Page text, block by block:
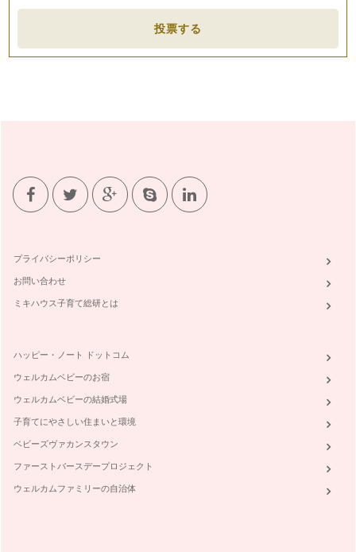
野菜の旬を感じてみよう
野菜を育てる暮らしをしていると、気候や草木が花咲くこと、
鳥や虫たちの動きなど、自然に向き合…
こどもと野菜
「うちの子、野菜を食べてくれなくて…」 よくママたちと話し
投票する
プライバシーポリシー
お問い合わせ
ミキハウス子育て総研とは
ハッピー・ノート ドットコム
ウェルカムベビーのお宿
ウェルカムベビーの結婚式場
子育てにやさしい住まいと環境
ベビーズヴァカンスタウン
ファーストバースデープロジェクト
ウェルカムファミリーの自治体